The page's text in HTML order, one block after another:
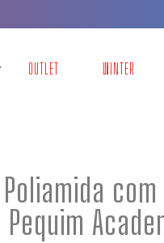
OUTLET WINTER
com